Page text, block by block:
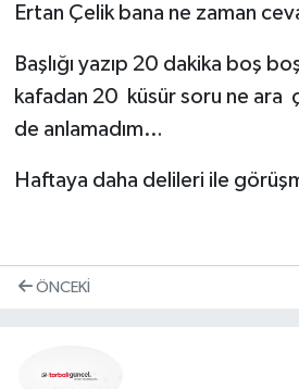
Ertan Çelik bana ne zaman
Başlığı yazıp 20 dakika boş
kafadan 20 küsür soru ne ara
de anlamadım…
Haftaya daha delileri ile
ÖNCEKI